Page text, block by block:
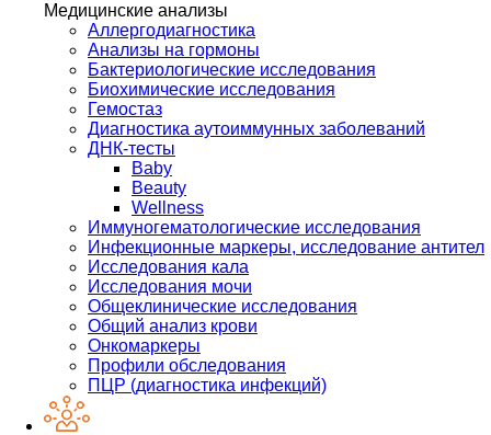
Медицинские анализы
Аллергодиагностика
Анализы на гормоны
Бактериологические исследования
Биохимические исследования
Гемостаз
Диагностика аутоиммунных заболеваний
ДНК-тесты
Baby
Beauty
Wellness
Иммуногематологические исследования
Инфекционные маркеры, исследование антител
Исследования кала
Исследования мочи
Общеклинические исследования
Общий анализ крови
Онкомаркеры
Профили обследования
ПЦР (диагностика инфекций)